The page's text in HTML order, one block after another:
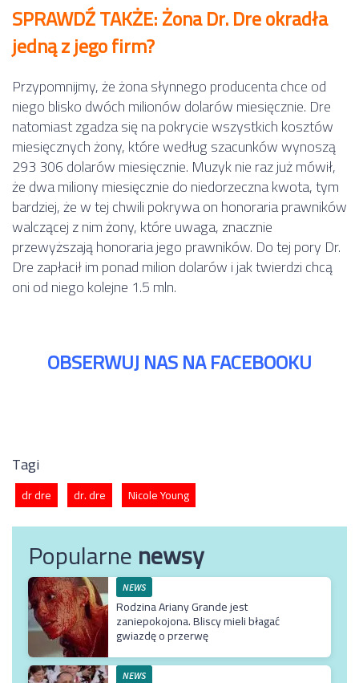
SPRAWDŹ TAKŻE: Żona Dr. Dre okradła
jedną z jego firm?
Przypomnijmy, że żona słynnego producenta chce od
niego blisko dwóch milionów dolarów miesięcznie. Dre
natomiast zgadza się na pokrycie wszystkich kosztów
miesięcznych żony, które według szacunków wynoszą
293 306 dolarów miesięcznie. Muzyk nie raz już mówił,
że dwa miliony miesięcznie do niedorzeczna kwota, tym
bardziej, że w tej chwili pokrywa on honoraria prawników
walczącej z nim żony, które uwaga, znacznie
przewyższają honoraria jego prawników. Do tej pory Dr.
Dre zapłacił im ponad milion dolarów i jak twierdzi chcą
oni od niego kolejne 1.5 mln.
OBSERWUJ NAS NA FACEBOOKU
Tagi
dr dre dr. dre Nicole Young
Popularnenewsy
NEWS
Rodzina Ariany Grande jest
zaniepokojona. Bliscy mieli błagać
gwiazdę o przerwę
NEWS